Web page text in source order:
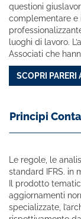
questioni
complementare e
luoghi di lavoro.
Associati che
SCOPRI PARERI
Principi
Le regole, le
standard IFRS. in
Il prodotto
aggiornamenti
specializzate,